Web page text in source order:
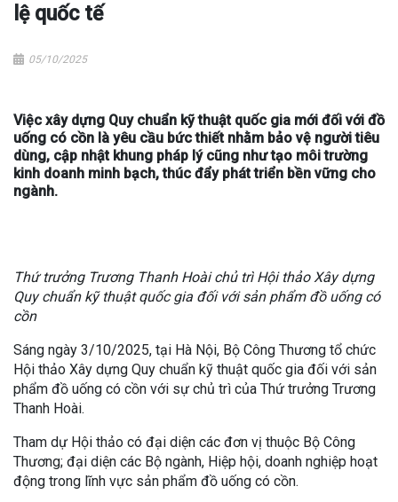
lệ quốc tế
05/10/2025
Việc xây dựng Quy chuẩn kỹ thuật quốc gia mới đối với đồ
uống có cồn là yêu cầu bức thiết nhằm bảo vệ người tiêu
dùng, cập nhật khung pháp lý cũng như tạo môi trường
kinh doanh minh bạch, thúc đẩy phát triển bền vững cho
ngành.
Thứ trưởng Trương Thanh Hoài chủ trì Hội thảo Xây dựng
Quy chuẩn kỹ thuật quốc gia đối với sản phẩm đồ uống có
cồn
Sáng ngày 3/10/2025, tại Hà Nội, Bộ Công Thương tổ chức
Hội thảo Xây dựng Quy chuẩn kỹ thuật quốc gia đối với sản
phẩm đồ uống có cồn với sự chủ trì của Thứ trưởng Trương
Thanh Hoài.
Tham dự Hội thảo có đại diện các đơn vị thuộc Bộ Công
Thương; đại diện các Bộ ngành, Hiệp hội, doanh nghiệp hoạt
động trong lĩnh vực sản phẩm đồ uống có cồn.